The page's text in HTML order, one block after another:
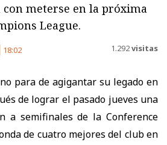
con meterse en la próxima
League.
18:02 1.292visitas
no para de agigantar su legado en
de lograr el pasado jueves una
a semifinales de la Conference
de cuatro mejores del club en